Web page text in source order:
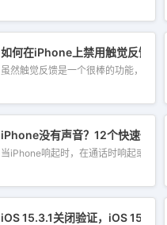
如何在iPhone上禁用触觉反馈
虽然触觉反馈是一个很棒的功能，因为
iPhone没有声音？12个快速修复
当iPhone响起时，在通话时响起或观看
iOS 15.3.1关闭验证，iOS 15.4还